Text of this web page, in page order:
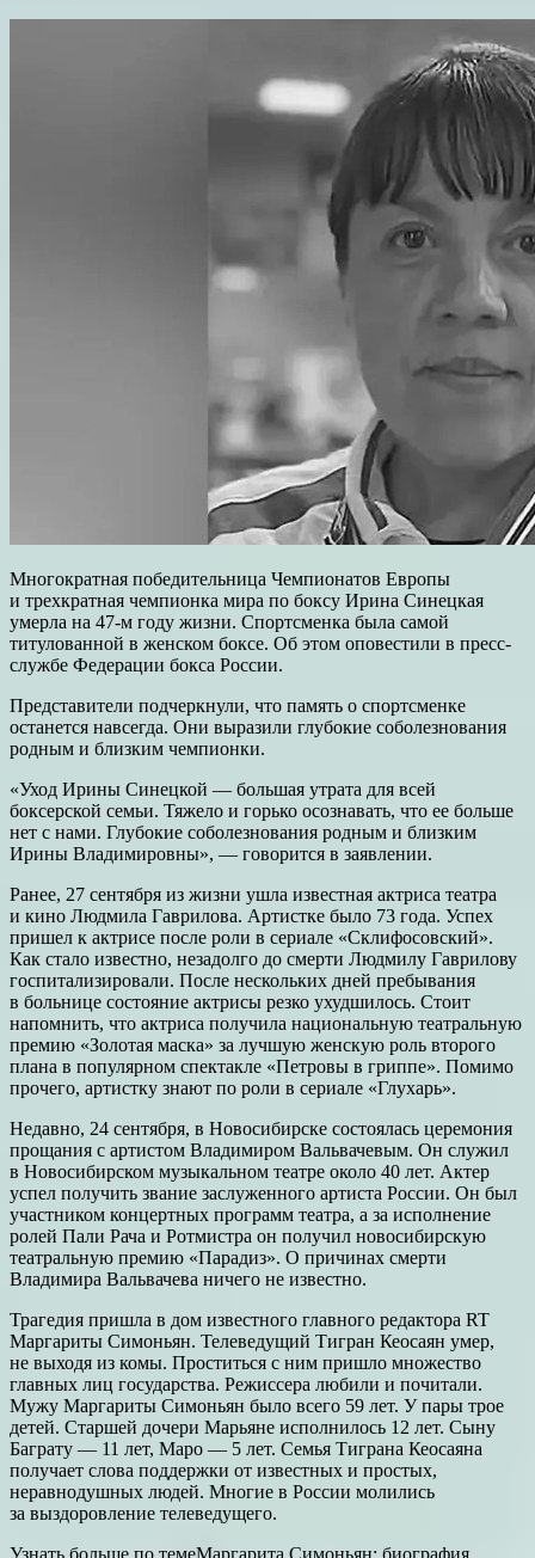
Многократная победительница Чемпионатов Европы
и трехкратная чемпионка мира по боксу Ирина Синецкая
умерла на 47-м году жизни. Спортсменка была самой
титулованной в женском боксе. Об этом оповестили в пресс-
службе Федерации бокса России.
Представители подчеркнули, что память о спортсменке
останется навсегда. Они выразили глубокие соболезнования
родным и близким чемпионки.
«Уход Ирины Синецкой — большая утрата для всей
боксерской семьи. Тяжело и горько осознавать, что ее больше
нет с нами. Глубокие соболезнования родным и близким
Ирины Владимировны», — говорится в заявлении.
Ранее, 27 сентября из жизни ушла известная актриса театра
и кино Людмила Гаврилова. Артистке было 73 года. Успех
пришел к актрисе после роли в сериале «Склифосовский».
Как стало известно, незадолго до смерти Людмилу Гаврилову
госпитализировали. После нескольких дней пребывания
в больнице состояние актрисы резко ухудшилось. Стоит
напомнить, что актриса получила национальную театральную
премию «Золотая маска» за лучшую женскую роль второго
плана в популярном спектакле «Петровы в гриппе». Помимо
прочего, артистку знают по роли в сериале «Глухарь».
Недавно, 24 сентября, в Новосибирске состоялась церемония
прощания с артистом Владимиром Вальвачевым. Он служил
в Новосибирском музыкальном театре около 40 лет. Актер
успел получить звание заслуженного артиста России. Он был
участником концертных программ театра, а за исполнение
ролей Пали Рача и Ротмистра он получил новосибирскую
театральную премию «Парадиз». О причинах смерти
Владимира Вальвачева ничего не известно.
Трагедия пришла в дом известного главного редактора RT
Маргариты Симоньян. Телеведущий Тигран Кеосаян умер,
не выходя из комы. Проститься с ним пришло множество
главных лиц государства. Режиссера любили и почитали.
Мужу Маргариты Симоньян было всего 59 лет. У пары трое
детей. Старшей дочери Марьяне исполнилось 12 лет. Сыну
Баграту — 11 лет, Маро — 5 лет. Семья Тиграна Кеосаяна
получает слова поддержки от известных и простых,
неравнодушных людей. Многие в России молились
за выздоровление телеведущего.
Узнать больше по темеМаргарита Симоньян: биография